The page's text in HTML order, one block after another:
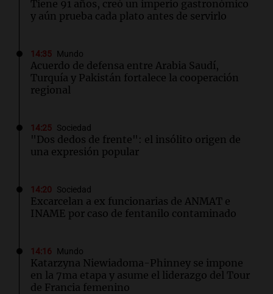
Tiene 91 años, creó un imperio gastronómico
y aún prueba cada plato antes de servirlo
14:35 Mundo
Acuerdo de defensa entre Arabia Saudí,
Turquía y Pakistán fortalece la cooperación
regional
14:25 Sociedad
"Dos dedos de frente": el insólito origen de
una expresión popular
14:20 Sociedad
Excarcelan a ex funcionarias de ANMAT e
INAME por caso de fentanilo contaminado
14:16 Mundo
Katarzyna Niewiadoma-Phinney se impone
en la 7ma etapa y asume el liderazgo del Tour
de Francia femenino